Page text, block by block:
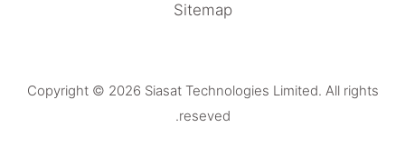
Sitemap
Copyright © 2026 Siasat Technologies Limited. All rights
reseved.